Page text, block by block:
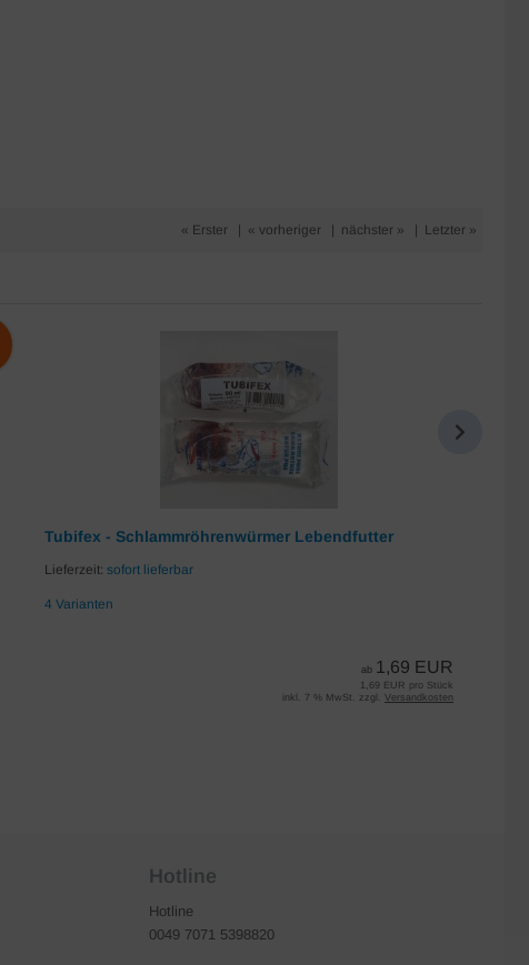
« Erster « vorheriger nächster » Letzter »
Tubifex - Schlammröhrenwürmer Lebendfutter
Lieferzeit: sofort lieferbar
4 Varianten
ab 1,69 EUR
1,69 EUR pro Stück
inkl. 7 % MwSt. zzgl. Versandkosten
Hotline
Hotline
0049 7071 5398820